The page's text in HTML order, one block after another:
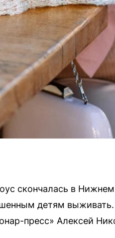
скончалась в
детям
пресс» Алексей